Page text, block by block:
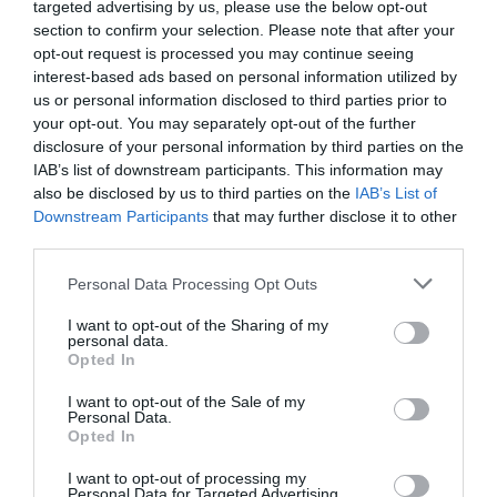
targeted advertising by us, please use the below opt-out
section to confirm your selection. Please note that after your
opt-out request is processed you may continue seeing
interest-based ads based on personal information utilized by
us or personal information disclosed to third parties prior to
your opt-out. You may separately opt-out of the further
disclosure of your personal information by third parties on the
IAB’s list of downstream participants. This information may
also be disclosed by us to third parties on the IAB’s List of
Downstream Participants that may further disclose it to other
Personal Data Processing Opt Outs
I want to opt-out of the Sharing of my
personal data.
Opted In
I want to opt-out of the Sale of my
Personal Data.
Opted In
I want to opt-out of processing my
internaţionale nu sunt calme, dar România are
avantajul unei uşoare stabilităţi macroeconomice
determinate de măsurile luate anul trecut.„Cuvântul
de ordine este acela de precauţie şi moderaţie în tot ce
înseamnă politici fiscale şi politici guvernamentale.
Pieţele internaţionale nu sunt calme, situaţia nici din
America, nici din Europa nu este încă stabilă din punct
de vedere economic. Noi avem avantajul unei uşoare
stabilităţi macroeconomice determinate de măsurile de
anul trecut, dar nu avem voie să facem niciun exces
care să compromită această stabilitate, nici în politica
fim atenţi la ceea ce se întâmplă cu pieţele
internaţionale de care depindem în mod foarte clar”
precizatEmil Boc, intrebat in legatura cu criza